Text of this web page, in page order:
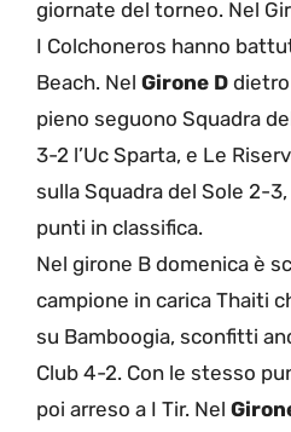
giornate del torneo. Nel
I Colchoneros hanno
Beach. Nel Girone D
pieno seguono Squadra
3-2 l’Uc Sparta, e Le
sulla Squadra del Sole 2-
punti in classifica.
Nel girone B domenica è
campione in carica Thaiti
su Bamboogia, sconfitti
Club 4-2. Con le stesso
poi arreso a I Tir. Nel